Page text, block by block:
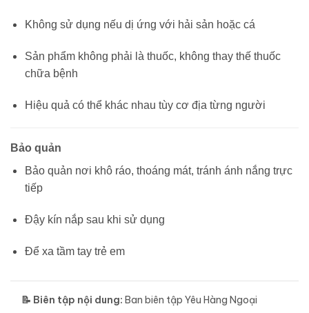
Không sử dụng nếu dị ứng với hải sản hoặc cá
Sản phẩm không phải là thuốc, không thay thế thuốc
chữa bệnh
Hiệu quả có thể khác nhau tùy cơ địa từng người
Bảo quản
Bảo quản nơi khô ráo, thoáng mát, tránh ánh nắng trực
tiếp
Đậy kín nắp sau khi sử dụng
Để xa tầm tay trẻ em
📝 Biên tập nội dung: Ban biên tập Yêu Hàng Ngoại